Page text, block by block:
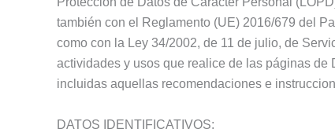
también con el Reglamento (UE) 2016/679 del
como con la Ley 34/2002, de 11 de julio, de
actividades y usos que realice de las páginas
incluidas aquellas recomendaciones e
DATOS IDENTIFICATIVOS: